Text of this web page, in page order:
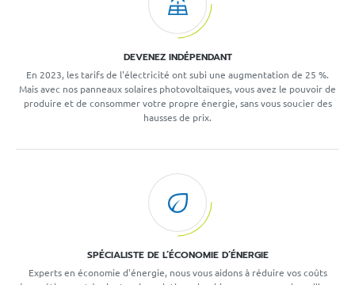
DEVENEZ INDÉPENDANT
En 2023, les tarifs de l'électricité ont subi une augmentation de 25 %.
Mais avec nos panneaux solaires photovoltaïques, vous avez le pouvoir de
produire et de consommer votre propre énergie, sans vous soucier des
hausses de prix.
SPÉCIALISTE DE L’ÉCONOMIE D’ÉNERGIE
Experts en économie d'énergie, nous vous aidons à réduire vos coûts